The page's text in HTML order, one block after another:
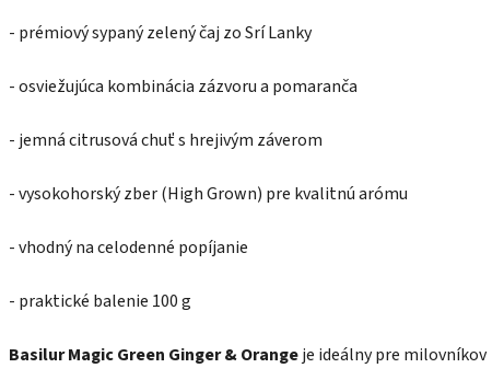
- prémiový sypaný zelený čaj zo Srí Lanky
- osviežujúca kombinácia zázvoru a pomaranča
- jemná citrusová chuť s hrejivým záverom
- vysokohorský zber (High Grown) pre kvalitnú arómu
- vhodný na celodenné popíjanie
- praktické balenie 100 g
Basilur Magic Green Ginger & Orangeje ideálny pre milovníkov